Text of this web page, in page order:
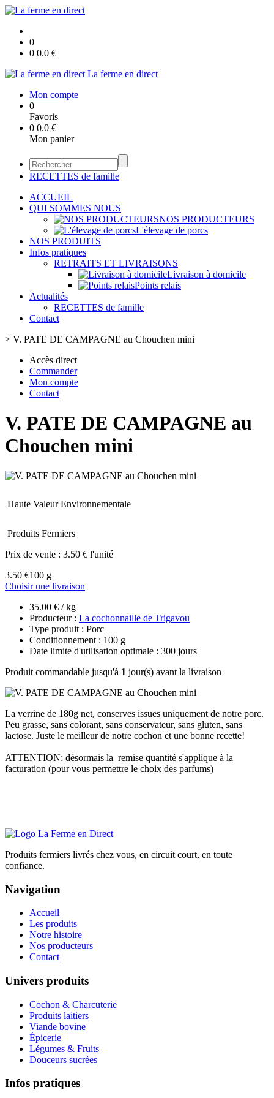
0
0 0.0 €
La ferme en direct
Mon compte
0
Favoris
0 0.0 €
Mon panier
RECETTES de famille
ACCUEIL
QUI SOMMES NOUS
NOS PRODUCTEURS
L'élevage de porcs
NOS PRODUITS
Infos pratiques
RETRAITS ET LIVRAISONS
Livraison à domicile
Points relais
Actualités
RECETTES de famille
Contact
> V. PATE DE CAMPAGNE au Chouchen mini
Accès direct
Commander
Mon compte
Contact
V. PATE DE CAMPAGNE au
Chouchen mini
Haute Valeur Environnementale
Produits Fermiers
Prix de vente : 3.50 € l'unité
3.50 €100 g
Choisir une livraison
35.00 € / kg
Producteur : La cochonnaille de Trigavou
Type produit : Porc
Conditionnement : 100 g
Date limite d'utilisation optimale : 300 jours
Produit commandable jusqu'à 1 jour(s) avant la livraison
La verrine de 180g net, conserves issues uniquement de notre porc.
Peu grasse, sans colorant, sans conservateur, sans gluten, sans
lactose. Juste le meilleur de notre cochon et une bonne recette!
ATTENTION: désormais la remise quantité s'applique à la
facturation (pour vous permettre le choix des parfums)
Produits fermiers livrés chez vous, en circuit court, en toute
confiance.
Navigation
Accueil
Les produits
Notre histoire
Nos producteurs
Contact
Univers produits
Cochon & Charcuterie
Produits laitiers
Viande bovine
Épicerie
Légumes & Fruits
Douceurs sucrées
Infos pratiques